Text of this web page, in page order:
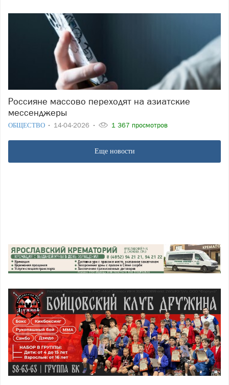
Россияне массово переходят на азиатские
мессенджеры
ОБЩЕСТВО 14-04-2026 1 367 просмотров
Еще новости